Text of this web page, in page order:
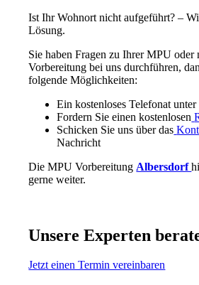
Ist Ihr Wohnort nicht aufgeführt? –
Lösung.
Sie haben Fragen zu Ihrer MPU oder
Vorbereitung bei uns durchführen,
folgende Möglichkeiten:
Ein kostenloses Telefonat unter
Fordern Sie einen kostenlosen
Schicken Sie uns über das
Nachricht
Die MPU Vorbereitung Albersdorf
gerne weiter.
Unsere Experten
Jetzt einen Termin vereinbaren